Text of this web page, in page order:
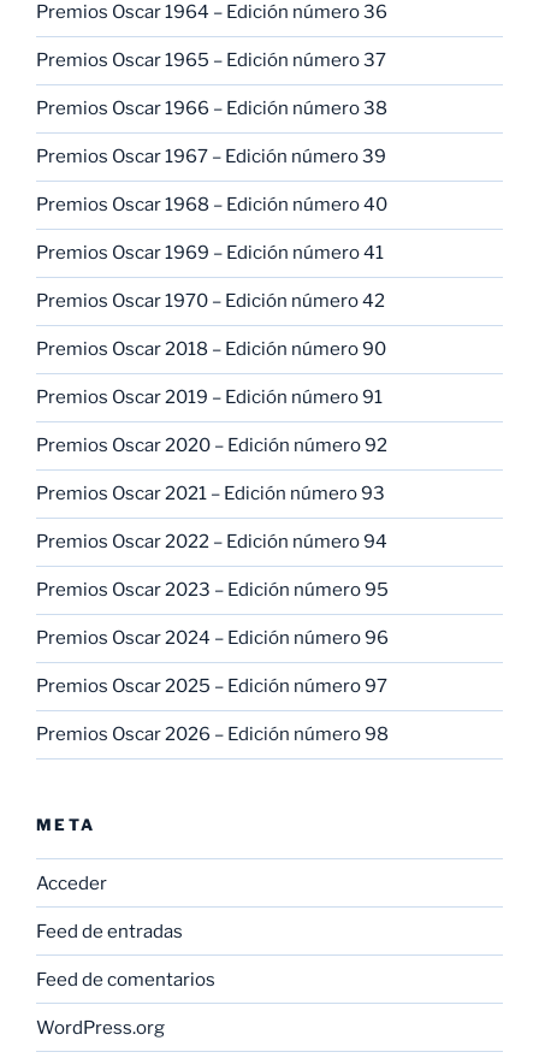
Premios Oscar 1964 – Edición número 36
Premios Oscar 1965 – Edición número 37
Premios Oscar 1966 – Edición número 38
Premios Oscar 1967 – Edición número 39
Premios Oscar 1968 – Edición número 40
Premios Oscar 1969 – Edición número 41
Premios Oscar 1970 – Edición número 42
Premios Oscar 2018 – Edición número 90
Premios Oscar 2019 – Edición número 91
Premios Oscar 2020 – Edición número 92
Premios Oscar 2021 – Edición número 93
Premios Oscar 2022 – Edición número 94
Premios Oscar 2023 – Edición número 95
Premios Oscar 2024 – Edición número 96
Premios Oscar 2025 – Edición número 97
Premios Oscar 2026 – Edición número 98
META
Acceder
Feed de entradas
Feed de comentarios
WordPress.org